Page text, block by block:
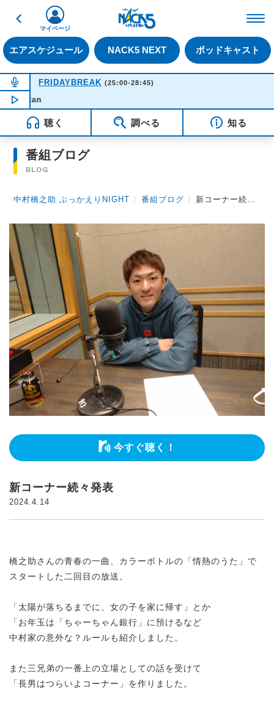
戻る
エアスケジュール NACK5 NEXT ポッドキャスト
マイページ
NOW ON AIR
FRIDAYBREAK (25:00-28:45)
NOW PLAYING
聴く 調べる 知る
番組ブログ
BLOG
中村橋之助 ぶっかえりNIGHT 〉番組ブログ 〉 新コーナー続々発表
今すぐ聴く！
新コーナー続々発表
2024.4.14
橋之助さんの青春の一曲、カラーボトルの「情熱のうた」で
スタートした二回目の放送。
「太陽が落ちるまでに、女の子を家に帰す」とか
「お年玉は「ちゃーちゃん銀行」に預けるなど
中村家の意外な？ルールも紹介しました。
また三兄弟の一番上の立場としての話を受けて
「長男はつらいよコーナー」を作りました。